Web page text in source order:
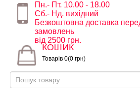
Пн.- Пт. 10.00 - 18.00
Сб.- Нд. вихідний
Безкоштовна доставка
замовлень
від 2500 грн.
КОШИК
Товарів 0(0 грн)